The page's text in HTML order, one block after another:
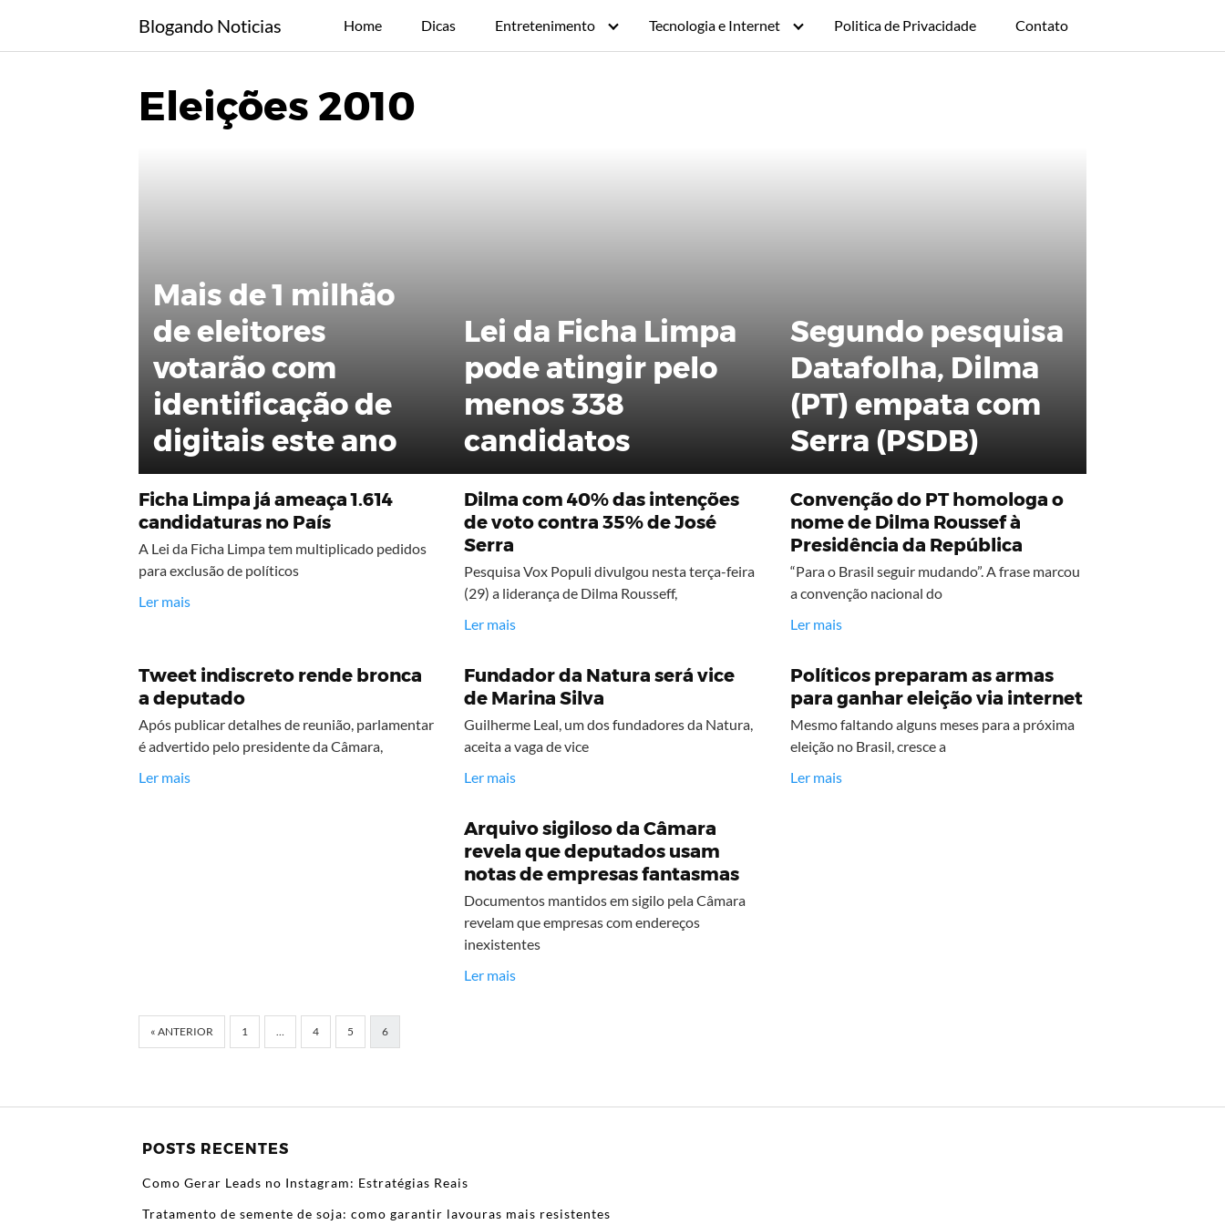
content
Blogando Noticias Home Dicas Entretenimento Tecnologia e Internet Politica de Privacidade Contato
Eleições 2010
Mais de 1 milhão
de eleitores
votarão com
identificação de
digitais este ano
Lei da Ficha Limpa
pode atingir pelo
menos 338
candidatos
Segundo pesquisa
Datafolha, Dilma
(PT) empata com
Serra (PSDB)
Ficha Limpa já ameaça 1.614
candidaturas no País
A Lei da Ficha Limpa tem multiplicado pedidos
para exclusão de políticos
Ler mais
Dilma com 40% das intenções
de voto contra 35% de José
Serra
Pesquisa Vox Populi divulgou nesta terça-feira
(29) a liderança de Dilma Rousseff,
Ler mais
Convenção do PT homologa o
nome de Dilma Roussef à
Presidência da República
“Para o Brasil seguir mudando”. A frase marcou
a convenção nacional do
Ler mais
Tweet indiscreto rende bronca
a deputado
Após publicar detalhes de reunião, parlamentar
é advertido pelo presidente da Câmara,
Ler mais
Fundador da Natura será vice
de Marina Silva
Guilherme Leal, um dos fundadores da Natura,
aceita a vaga de vice
Ler mais
Políticos preparam as armas
para ganhar eleição via internet
Mesmo faltando alguns meses para a próxima
eleição no Brasil, cresce a
Ler mais
Arquivo sigiloso da Câmara
revela que deputados usam
notas de empresas fantasmas
Documentos mantidos em sigilo pela Câmara
revelam que empresas com endereços
inexistentes
Ler mais
« ANTERIOR 1 … 4 5 6
POSTS RECENTES
Como Gerar Leads no Instagram: Estratégias Reais
Tratamento de semente de soja: como garantir lavouras mais resistentes